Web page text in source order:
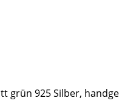
grün 925 Silber,